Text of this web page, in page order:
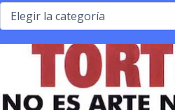
Categorías